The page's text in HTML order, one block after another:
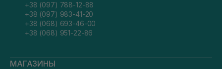
+38 (097) 788-12-88
+38 (097) 983-41-20
+38 (068) 693-46-00
+38 (068) 951-22-86
МАГАЗИНЫ